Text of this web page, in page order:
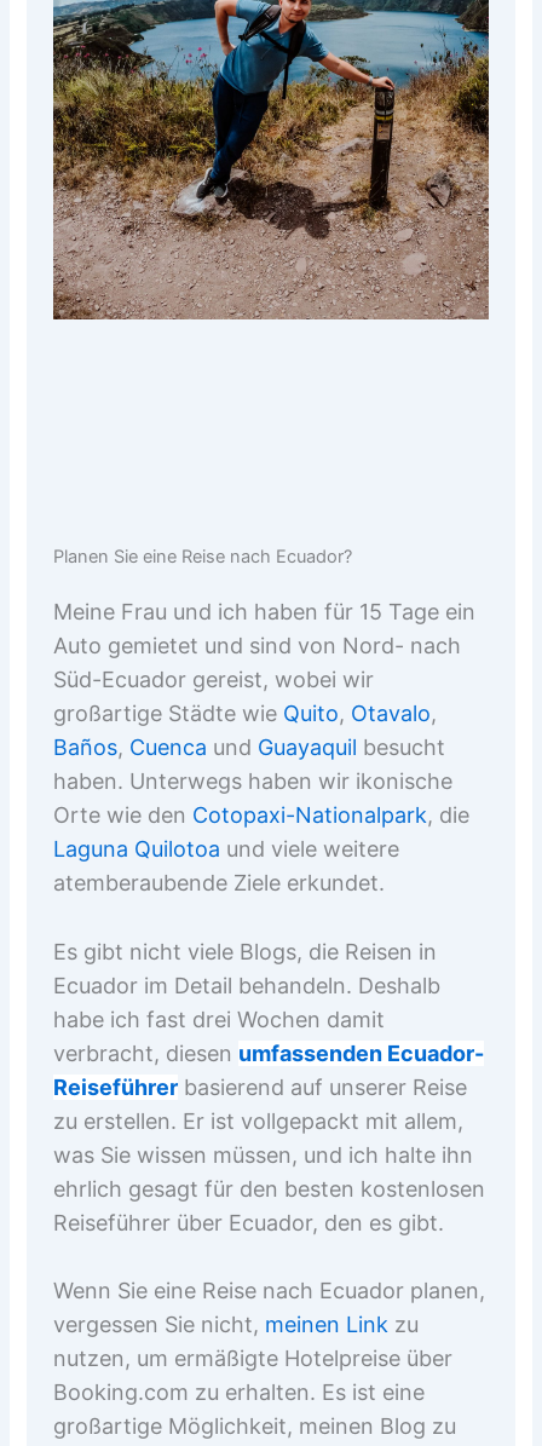
Planen Sie eine Reise nach Ecuador?
Meine Frau und ich haben für 15 Tage ein
Auto gemietet und sind von Nord- nach
Süd-Ecuador gereist, wobei wir
großartige Städte wie Quito, Otavalo,
Baños, Cuenca und Guayaquil besucht
haben. Unterwegs haben wir ikonische
Orte wie den Cotopaxi-Nationalpark, die
Laguna Quilotoa und viele weitere
atemberaubende Ziele erkundet.
Es gibt nicht viele Blogs, die Reisen in
Ecuador im Detail behandeln. Deshalb
habe ich fast drei Wochen damit
verbracht, diesen umfassenden Ecuador-
Reiseführer basierend auf unserer Reise
zu erstellen. Er ist vollgepackt mit allem,
was Sie wissen müssen, und ich halte ihn
ehrlich gesagt für den besten kostenlosen
Reiseführer über Ecuador, den es gibt.
Wenn Sie eine Reise nach Ecuador planen,
vergessen Sie nicht, meinen Link zu
nutzen, um ermäßigte Hotelpreise über
Booking.com zu erhalten. Es ist eine
großartige Möglichkeit, meinen Blog zu